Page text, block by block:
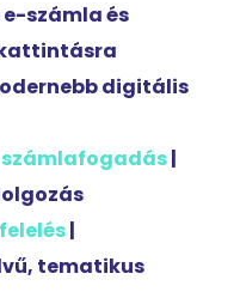
számla és
digitális
számlafogadás|
|
tematikus